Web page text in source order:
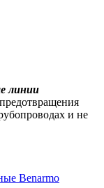
линии
и не
Benarmo